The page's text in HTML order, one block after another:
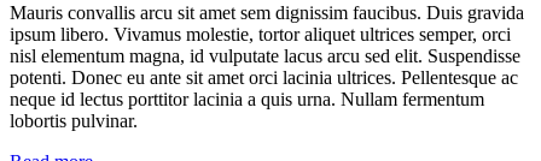
Mauris convallis arcu sit amet sem dignissim faucibus. Duis gravida
ipsum libero. Vivamus molestie, tortor aliquet ultrices semper, orci
nisl elementum magna, id vulputate lacus arcu sed elit. Suspendisse
potenti. Donec eu ante sit amet orci lacinia ultrices. Pellentesque ac
neque id lectus porttitor lacinia a quis urna. Nullam fermentum
lobortis pulvinar.